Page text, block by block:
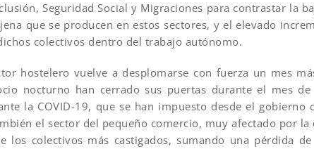
Seguridad Social y Migraciones para contrastar la
que se producen en estos sectores, y el elevado
colectivos dentro del trabajo autónomo.
hostelero vuelve a desplomarse con fuerza un mes
nocturno han cerrado sus puertas durante el mes
la COVID-19, que se han impuesto desde el gobierno
el sector del pequeño comercio, muy afectado por la
los colectivos más castigados, sumando una pérdida